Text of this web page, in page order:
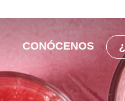
CONÓCENOS